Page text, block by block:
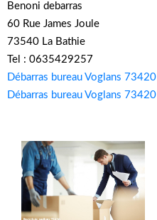
Benoni debarras
60 Rue James Joule
73540 La Bathie
Tel : 0635429257
Débarras bureau Voglans 73420
Débarras bureau Voglans 73420